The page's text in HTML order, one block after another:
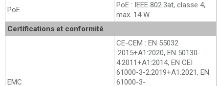
PoE
PoE : IEEE 802.3at, classe 4,
max. 14 W
Certifications et conformité
EMC
CE-CEM : EN 55032
:2015+A1:2020, EN 50130-
4:2011+A1:2014, EN CEI
61000-3-2:2019+A1:2021, EN
61000-3-